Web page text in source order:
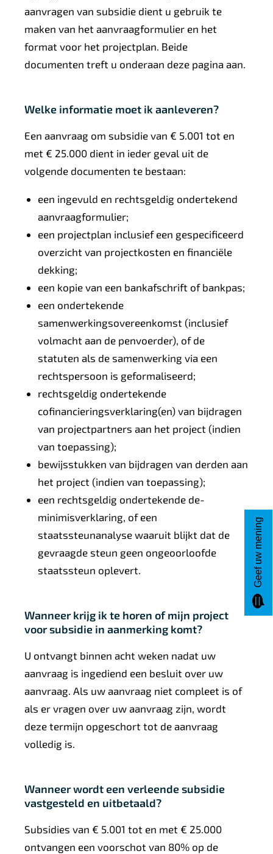
aanvragen van subsidie dient u gebruik te
maken van het aanvraagformulier en het
format voor het projectplan. Beide
documenten treft u onderaan deze pagina aan.
Welke informatie moet ik aanleveren?
Een aanvraag om subsidie van € 5.001 tot en
met € 25.000 dient in ieder geval uit de
volgende documenten te bestaan:
een ingevuld en rechtsgeldig ondertekend
aanvraagformulier;
een projectplan inclusief een gespecificeerd
overzicht van projectkosten en financiële
dekking;
een kopie van een bankafschrift of bankpas;
een ondertekende
samenwerkingsovereenkomst (inclusief
volmacht aan de penvoerder), of de
statuten als de samenwerking via een
rechtspersoon is geformaliseerd;
rechtsgeldig ondertekende
cofinancieringsverklaring(en) van bijdragen
van projectpartners aan het project (indien
van toepassing);
bewijsstukken van bijdragen van derden aan
het project (indien van toepassing);
een rechtsgeldig ondertekende de-
minimisverklaring, of een
staatssteunanalyse waaruit blijkt dat de
gevraagde steun geen ongeoorloofde
staatssteun oplevert.
Wanneer krijg ik te horen of mijn project
voor subsidie in aanmerking komt?
U ontvangt binnen acht weken nadat uw
aanvraag is ingediend een besluit over uw
aanvraag. Als uw aanvraag niet compleet is of
als er vragen over uw aanvraag zijn, wordt
deze termijn opgeschort tot de aanvraag
volledig is.
Wanneer wordt een verleende subsidie
vastgesteld en uitbetaald?
Subsidies van € 5.001 tot en met € 25.000
ontvangen een voorschot van 80% op de
Geef uw mening